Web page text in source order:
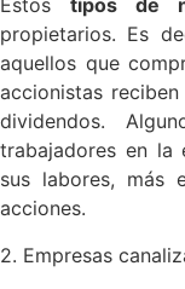
Estostipos de
propietarios. Es
aquellos que
accionistas
dividendos.
trabajadores en la
sus labores, más
acciones.
2. Empresas